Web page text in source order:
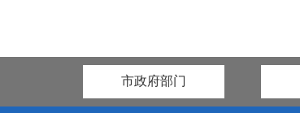
市政府部门